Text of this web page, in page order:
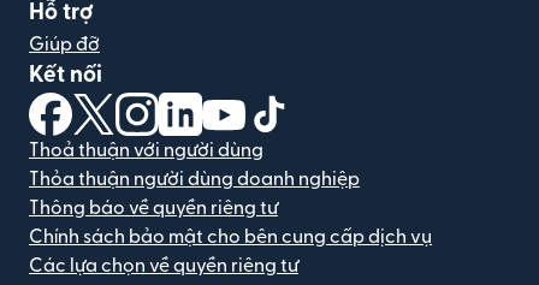
Hỗ trợ
Giúp đỡ
Kết nối
(mở trong cửa sổ mới)
(mở trong cửa sổ mới)
(mở trong cửa sổ mới)
(mở trong cửa sổ mới)
(mở trong cửa sổ mới)
Thoả thuận với người dùng
Thỏa thuận người dùng doanh nghiệp
Thông báo về quyền riêng tư
Chính sách bảo mật cho bên cung cấp dịch vụ
Các lựa chọn về quyền riêng tư